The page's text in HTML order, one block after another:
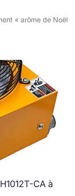
« arôme de Noël
CA à